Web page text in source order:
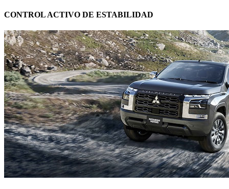
CONTROL ACTIVO DE ESTABILIDAD